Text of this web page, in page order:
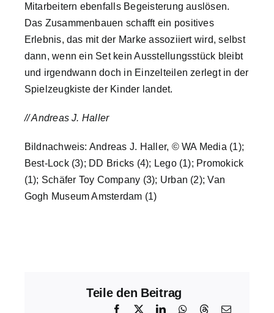
Mitarbeitern ebenfalls Begeisterung auslösen.
Das Zusammenbauen schafft ein positives
Erlebnis, das mit der Marke assoziiert wird, selbst
dann, wenn ein Set kein Ausstellungsstück bleibt
und irgendwann doch in Einzelteilen zerlegt in der
Spielzeugkiste der Kinder landet.
// Andreas J. Haller
Bildnachweis: Andreas J. Haller, © WA Media (1);
Best-Lock (3); DD Bricks (4); Lego (1); Promokick
(1); Schäfer Toy Company (3); Urban (2); Van
Gogh Museum Amsterdam (1)
Teile den Beitrag